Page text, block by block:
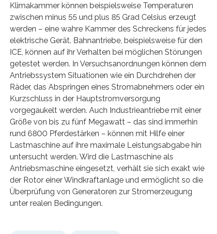
Klimakammer können beispielsweise Temperaturen
zwischen minus 55 und plus 85 Grad Celsius erzeugt
werden – eine wahre Kammer des Schreckens für jedes
elektrische Gerät. Bahnantriebe, beispielsweise für den
ICE, können auf ihr Verhalten bei möglichen Störungen
getestet werden. In Versuchsanordnungen können dem
Antriebssystem Situationen wie ein Durchdrehen der
Räder, das Abspringen eines Stromabnehmers oder ein
Kurzschluss in der Hauptstromversorgung
vorgegaukelt werden. Auch Industrieantriebe mit einer
Größe von bis zu fünf Megawatt – das sind immerhin
rund 6800 Pferdestärken – können mit Hilfe einer
Lastmaschine auf ihre maximale Leistungsabgabe hin
untersucht werden. Wird die Lastmaschine als
Antriebsmaschine eingesetzt, verhält sie sich exakt wie
der Rotor einer Windkraftanlage und ermöglicht so die
Überprüfung von Generatoren zur Stromerzeugung
unter realen Bedingungen.